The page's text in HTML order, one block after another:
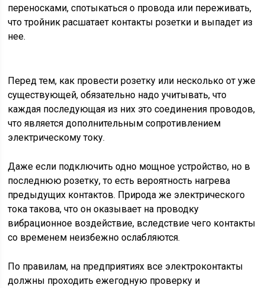
переносками, спотыкаться о провода или переживать,
что тройник расшатает контакты розетки и выпадет из
нее.
Перед тем, как провести розетку или несколько от уже
существующей, обязательно надо учитывать, что
каждая последующая из них это соединения проводов,
что является дополнительным сопротивлением
электрическому току.
Даже если подключить одно мощное устройство, но в
последнюю розетку, то есть вероятность нагрева
предыдущих контактов. Природа же электрического
тока такова, что он оказывает на проводку
вибрационное воздействие, вследствие чего контакты
со временем неизбежно ослабляются.
По правилам, на предприятиях все электроконтакты
должны проходить ежегодную проверку и